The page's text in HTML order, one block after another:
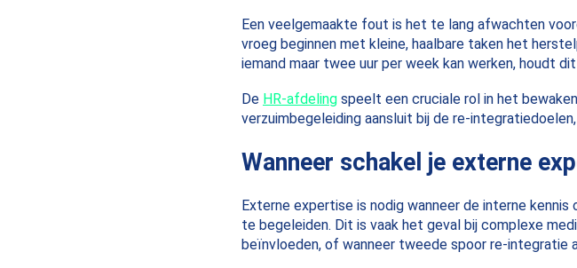
Een veelgemaakte fout is het te lang afwachten
vroeg beginnen met kleine, haalbare taken het
iemand maar twee uur per week kan werken, houdt
De HR-afdeling speelt een cruciale rol in het
verzuimbegeleiding aansluit bij de re-
Wanneer schakel je externe
Externe expertise is nodig wanneer de interne
te begeleiden. Dit is vaak het geval bij complexe
beïnvloeden, of wanneer tweede spoor re-integratie